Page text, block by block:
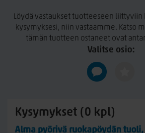
Kokoverhoiltu istuin
Moderni ja ajaton muotoilu
Revne-kangas on kestävä ja
verhoilumateriaali, joka soveltuu hyvin
Löydä vastaukset tuotteeseen liittyviin
kysymyksesi, niin vastaamme. Katso
tämän tuotteen ostaneet ovat
Valitse osio:
Kysymykset (0 kpl)
Alma pyörivä ruokapöydän tuoli,